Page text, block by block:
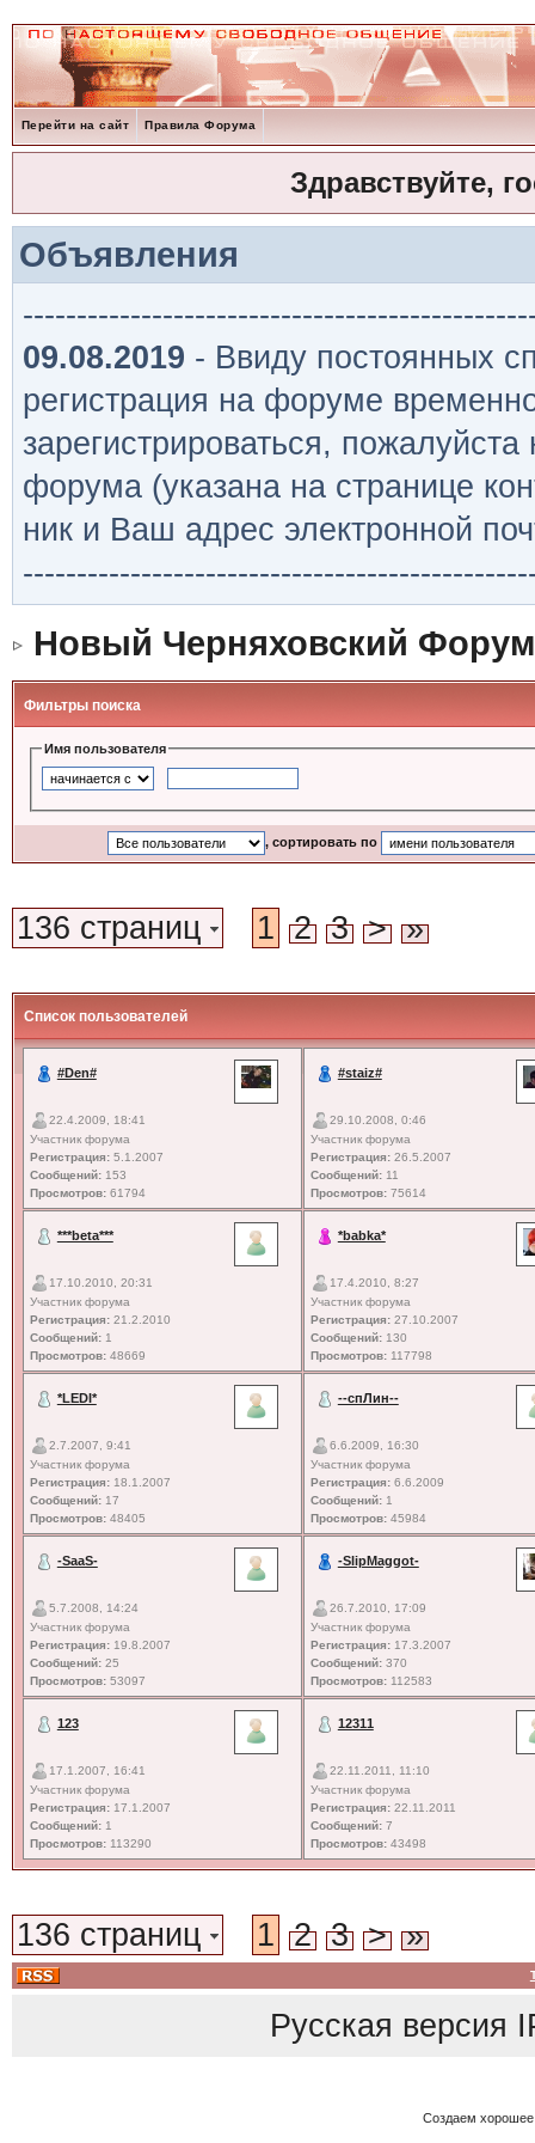
Перейти на сайт Правила Форума
Здравствуйте,
Объявления
09.08.2019 - Ввиду постоянных
регистрация на форуме
зарегистрироваться,
форума (указана на странице
ник и Ваш адрес электронной
Новый Черняховский Форум
Фильтры поиска
Имя пользователя
, сортировать по
136 страниц 1 2 3 > »
Список пользователей
#Den#
22.4.2009, 18:41
Участник форума
Регистрация:5.1.2007
Сообщений:153
Просмотров:61794
#staiz#
29.10.2008, 0:46
Участник форума
Регистрация:26.5.2007
Сообщений:11
Просмотров:75614
***beta***
17.10.2010, 20:31
Участник форума
Регистрация:21.2.2010
Сообщений:1
Просмотров:48669
*babka*
17.4.2010, 8:27
Участник форума
Регистрация:27.10.2007
Сообщений:130
Просмотров:117798
*LEDI*
2.7.2007, 9:41
Участник форума
Регистрация:18.1.2007
Сообщений:17
Просмотров:48405
--спЛин--
6.6.2009, 16:30
Участник форума
Регистрация:6.6.2009
Сообщений:1
Просмотров:45984
-SaaS-
5.7.2008, 14:24
Участник форума
Регистрация:19.8.2007
Сообщений:25
Просмотров:53097
-SlipMaggot-
26.7.2010, 17:09
Участник форума
Регистрация:17.3.2007
Сообщений:370
Просмотров:112583
123
17.1.2007, 16:41
Участник форума
Регистрация:17.1.2007
Сообщений:1
Просмотров:113290
12311
22.11.2011, 11:10
Участник форума
Регистрация:22.11.2011
Сообщений:7
Просмотров:43498
136 страниц 1 2 3 > »
Русская версия
Создаем